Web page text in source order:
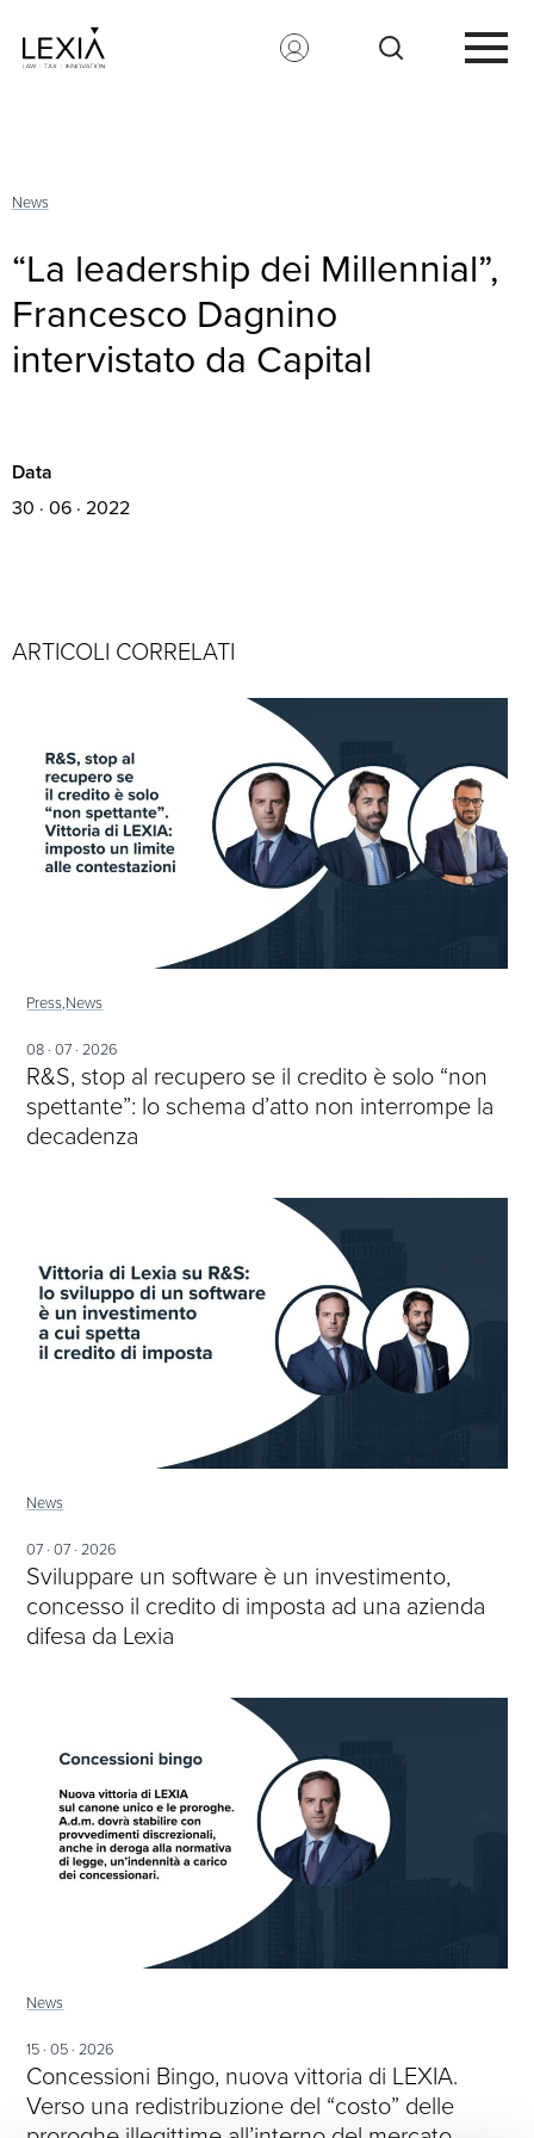
News
“La leadership dei Millennial”,
Francesco Dagnino
intervistato da Capital
Data
30 · 06 · 2022
ARTICOLI CORRELATI
Press,News
08 · 07 · 2026
R&S, stop al recupero se il credito è solo “non
spettante”: lo schema d’atto non interrompe la
decadenza
News
07 · 07 · 2026
Sviluppare un software è un investimento,
concesso il credito di imposta ad una azienda
difesa da Lexia
News
15 · 05 · 2026
Concessioni Bingo, nuova vittoria di LEXIA.
Verso una redistribuzione del “costo” delle